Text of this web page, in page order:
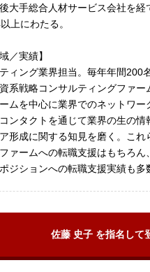
大手総合人材サービス会社を
上にわたる。
／実績】
ィング業界担当。毎年年間200
系戦略コンサルティングファ
ムを中心に業界でのネットワ
ンタクトを通じて業界の生の
形成に関する知見を磨く。こ
ァームへの転職支援はもちろ
ジションへの転職支援実績も多
佐藤 史子 を指名して